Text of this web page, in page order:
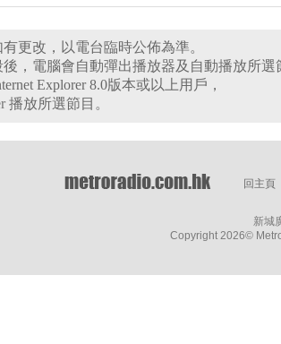
更改，以電台臨時公佈為準。
，電腦會自動彈出播放器及自動播放所選
Explorer 8.0版本或以上用戶，
播放所選節目。
回主頁
新城
Copyright 2026©